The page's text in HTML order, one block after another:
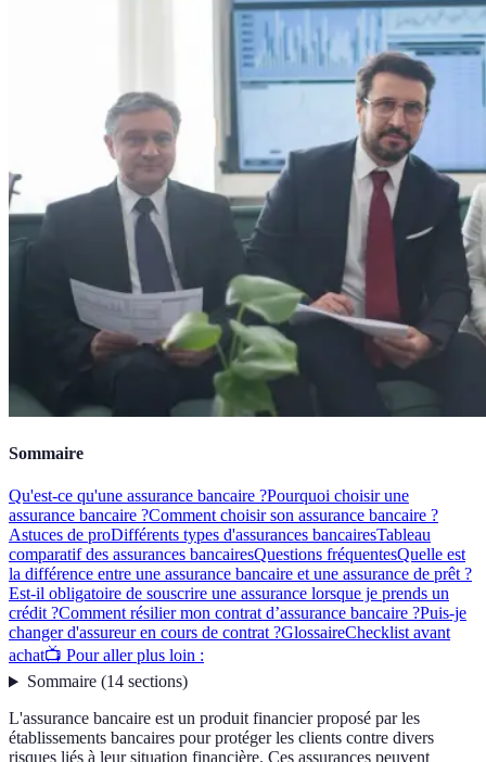
Sommaire
Qu'est-ce qu'une assurance bancaire ?Pourquoi choisir une
assurance bancaire ?Comment choisir son assurance bancaire ?
Astuces de proDifférents types d'assurances bancairesTableau
comparatif des assurances bancairesQuestions fréquentesQuelle est
la différence entre une assurance bancaire et une assurance de prêt ?
Est-il obligatoire de souscrire une assurance lorsque je prends un
crédit ?Comment résilier mon contrat d’assurance bancaire ?Puis-je
changer d'assureur en cours de contrat ?GlossaireChecklist avant
achat📺 Pour aller plus loin :
Sommaire(14 sections)
L'assurance bancaire est un produit financier proposé par les
établissements bancaires pour protéger les clients contre divers
risques liés à leur situation financière. Ces assurances peuvent